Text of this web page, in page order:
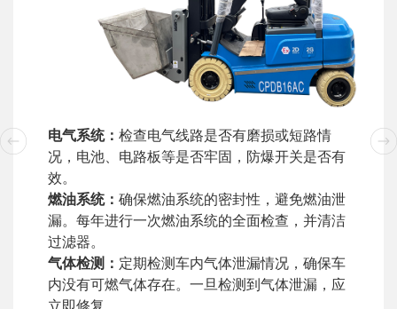
电气系统： 检查电气线路是否有磨损或短路情
况，电池、电路板等是否牢固，防爆开关是否有
效。
燃油系统： 确保燃油系统的密封性，避免燃油泄
漏。每年进行一次燃油系统的全面检查，并清洁
过滤器。
气体检测： 定期检测车内气体泄漏情况，确保车
内没有可燃气体存在。一旦检测到气体泄漏，应
立即修复。